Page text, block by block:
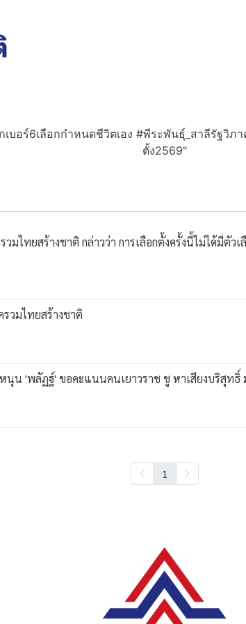
อร์6เลือกกำหนดชีวิตเอง #พีระพันธุ์_สาลีรัฐวิภ
ตั้ง2569"
ไทยสร้างชาติ กล่าวว่า การเลือกตั้งครั้งนี้ไม่ได้มีตั
วมไทยสร้างชาติ
นุน 'พลัฏฐ์' ขอคะแนนคนเยาวราช ชู หาเสียงบริสุทธิ์
1